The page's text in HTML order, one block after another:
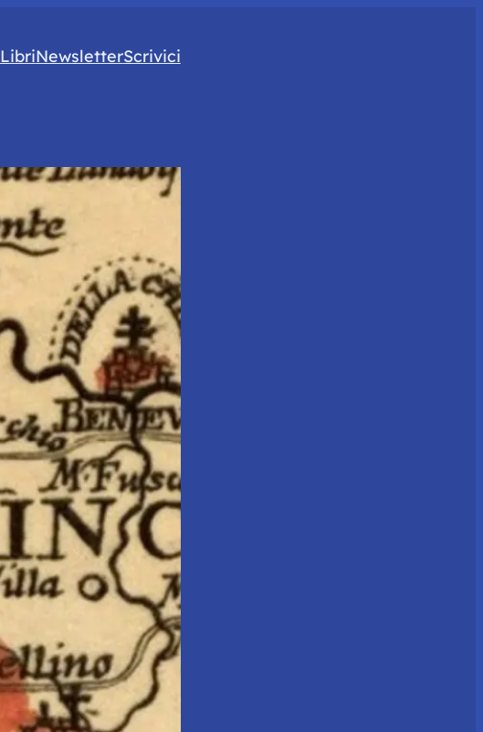
LibriNewsletterScrivici